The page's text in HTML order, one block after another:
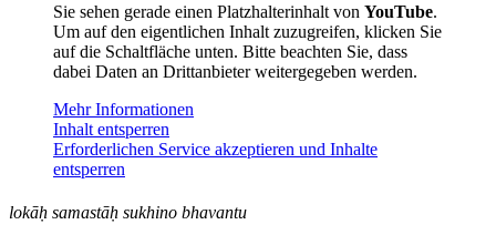
Sie sehen gerade einen Platzhalterinhalt von YouTube.
Um auf den eigentlichen Inhalt zuzugreifen, klicken Sie
auf die Schaltfläche unten. Bitte beachten Sie, dass
dabei Daten an Drittanbieter weitergegeben werden.
Mehr Informationen
Inhalt entsperren
Erforderlichen Service akzeptieren und Inhalte
entsperren
lokāḥ samastāḥ sukhino bhavantu